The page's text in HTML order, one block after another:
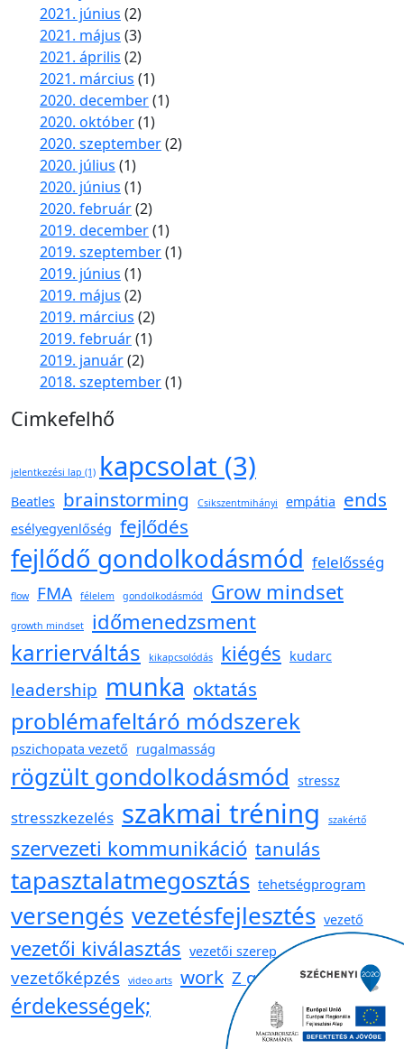
2021. június (2)
2021. május (3)
2021. április (2)
2021. március (1)
2020. december(1)
2020. október(1)
2020. szeptember(2)
2020. július (1)
2020. június (1)
2020. február(2)
2019. december(1)
2019. szeptember(1)
2019. június (1)
2019. május (2)
2019. március (2)
2019. február(1)
2019. január(2)
2018. szeptember(1)
Cimkefelhő
jelentkezési lap (1) kapcsolat (3)
Beatles brainstorming Csikszentmihányi empátia ends
esélyegyenlőség fejlődés
fejlődő gondolkodásmód felelősség
flow FMA félelem gondolkodásmód Grow mindset
growth mindset időmenedzsment
karrierváltás kikapcsolódás kiégés kudarc
leadership munka oktatás
problémafeltáró módszerek
pszichopata vezető rugalmasság
rögzült gondolkodásmód stressz
stresszkezelés szakmai tréning szakértő
szervezeti kommunikáció tanulás
tapasztalatmegosztás tehetségprogram
versengés vezetésfejlesztés vezető
vezetői kiválasztás vezetői szerep
vezetőképzés video arts work Z generáció
érdekességek;